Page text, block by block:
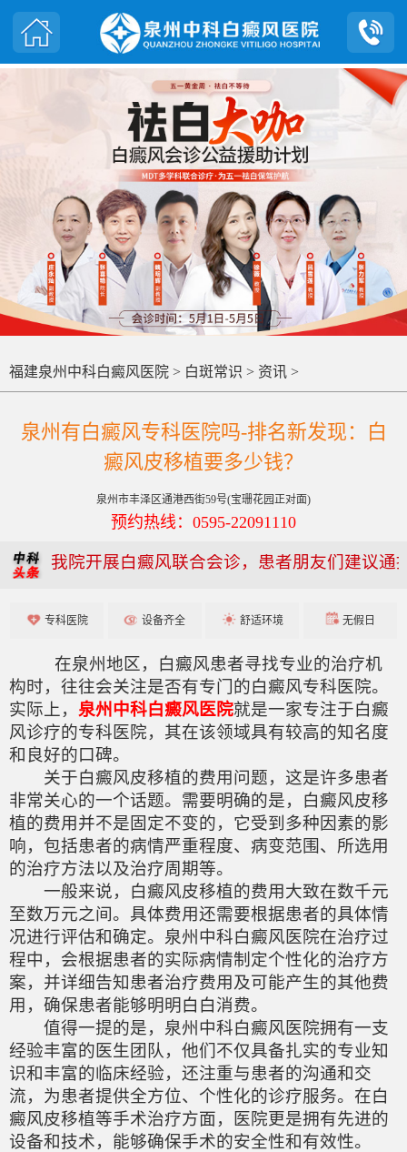
福建泉州中科白癜风医院 > 白斑常识 > 资讯 >
泉州有白癜风专科医院吗-排名新发现：白
癜风皮移植要多少钱？
泉州市丰泽区通港西街59号(宝珊花园正对面)
预约热线：0595-22091110
我院开展白癜风联合会诊，患者朋友们建议通
专科医院 设备齐全 舒适环境 无假日
在泉州地区，白癜风患者寻找专业的治疗机
构时，往往会关注是否有专门的白癜风专科医院。
实际上， 泉州中科白癜风医院就是一家专注于白癜
风诊疗的专科医院，其在该领域具有较高的知名度
和良好的口碑。
关于白癜风皮移植的费用问题，这是许多患者
非常关心的一个话题。需要明确的是，白癜风皮移
植的费用并不是固定不变的，它受到多种因素的影
响，包括患者的病情严重程度、病变范围、所选用
的治疗方法以及治疗周期等。
一般来说，白癜风皮移植的费用大致在数千元
至数万元之间。具体费用还需要根据患者的具体情
况进行评估和确定。泉州中科白癜风医院在治疗过
程中，会根据患者的实际病情制定个性化的治疗方
案，并详细告知患者治疗费用及可能产生的其他费
用，确保患者能够明明白白消费。
值得一提的是，泉州中科白癜风医院拥有一支
经验丰富的医生团队，他们不仅具备扎实的专业知
识和丰富的临床经验，还注重与患者的沟通和交
流，为患者提供全方位、个性化的诊疗服务。在白
癜风皮移植等手术治疗方面，医院更是拥有先进的
设备和技术，能够确保手术的安全性和有效性。